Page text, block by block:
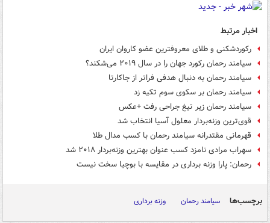
اخبار مرتبط
رکوردشکنی و طلای معروفترین عضو کاروان ایران
سیامند رحمان رکورد جهان را در سال ۲۰۱۹ می‌شکند؟
سیامند رحمان به دنبال هدفی فراتر از جاکارتا
سیامند رحمان بر سکوی سوم تکیه زد
سیامند رحمان زیر تیغ جراحی رفت +عکس
قوی‌ترین وزنه‌بردار معلول آسیا انتخاب شد
قهرمانی مقتدرانه سیامند رحمان با کسب مدال طلا
سهراب مرادی نامزد کسب عنوان بهترین وزنه‌بردار ۲۰۱۸ شد
رحمان: پارا وزنه برداری در مقایسه با بوچیا سخت نیست
برچسب‌ها سیامند رحمان وزنه برداری